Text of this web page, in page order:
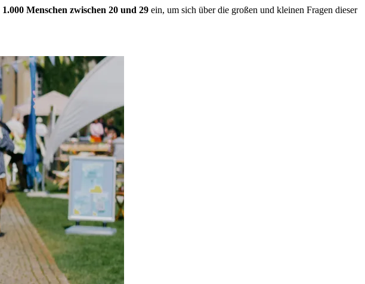
1.000 Menschen zwischen 20 und 29 ein, um sich über die großen und kleinen Fragen dieser